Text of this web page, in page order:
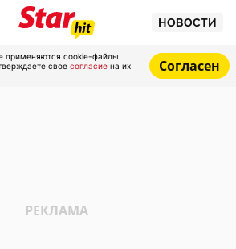
НОВОСТИ
применяются cookie-файлы.
свое согласие на их
Согласен